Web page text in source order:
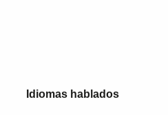
Idiomas hablados
Idiomas hablados